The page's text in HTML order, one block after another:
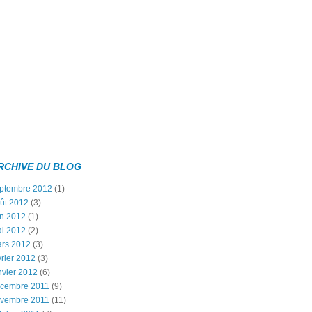
DU BLOG
2012 (1)
2012 (3)
2012 (1)
2012 (2)
2012 (3)
2012 (3)
2012 (6)
2011 (9)
2011 (11)